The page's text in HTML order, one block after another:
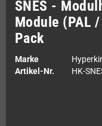
SNES -
Module (PAL
Pack
Marke
Artikel-Nr.
HK-